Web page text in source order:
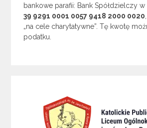
bankowe parafii: Bank Spółdzielczy w
39 9291 0001 0057 9418 2000 0020
„na cele charytatywne”. Tę kwotę
podatku.